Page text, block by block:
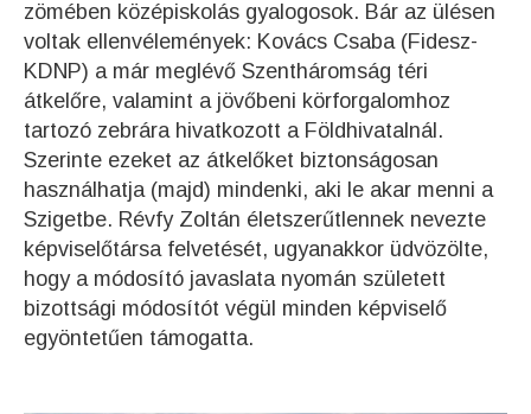
zömében középiskolás gyalogosok. Bár az ülésen
voltak ellenvélemények: Kovács Csaba (Fidesz-
KDNP) a már meglévő Szentháromság téri
átkelőre, valamint a jövőbeni körforgalomhoz
tartozó zebrára hivatkozott a Földhivatalnál.
Szerinte ezeket az átkelőket biztonságosan
használhatja (majd) mindenki, aki le akar menni a
Szigetbe. Révfy Zoltán életszerűtlennek nevezte
képviselőtársa felvetését, ugyanakkor üdvözölte,
hogy a módosító javaslata nyomán született
bizottsági módosítót végül minden képviselő
egyöntetűen támogatta.